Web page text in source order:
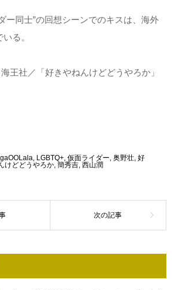
ー同士”の回想シーンでのキスは、海外
る。
王社／「好きやねんけどどうやろか」
, LGBTQ+, 仮面ライダー, 奥野壮, 好
けどどうやろか, 簡秀吉, 西山潤